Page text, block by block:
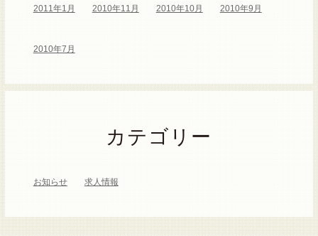
2011年1月 2010年11月 2010年10月 2010年9月
2010年7月
カテゴリー
お知らせ 求人情報